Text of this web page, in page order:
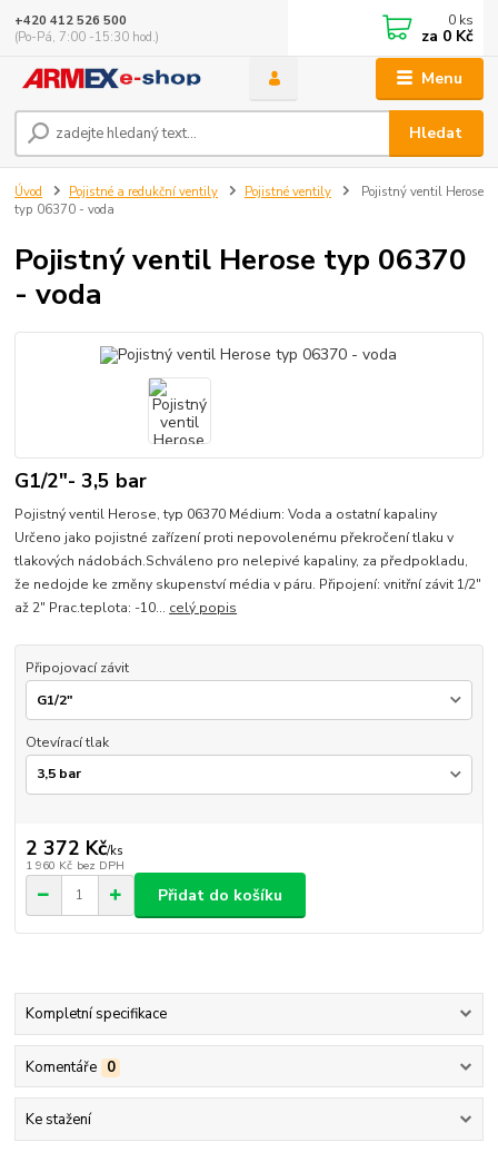
Menu
Hledat
+420 412 526 500
(Po-Pá, 7:00 -15:30 hod.)
0 ks
za 0 Kč
Úvod Pojistné a redukční ventily Pojistné ventily
Pojistný ventil Herose
typ 06370 - voda
Pojistný ventil Herose typ 06370
- voda
G1/2"- 3,5 bar
Pojistný ventil Herose, typ 06370 Médium: Voda a ostatní kapaliny
Určeno jako pojistné zařízení proti nepovolenému překročení tlaku v
tlakových nádobách.Schváleno pro nelepivé kapaliny, za předpokladu,
že nedojde ke změny skupenství média v páru. Připojení: vnitřní závit 1/2"
až 2" Prac.teplota: -10... celý popis
Připojovací závit
Otevírací tlak
2 372 Kč/ks
1 960 Kč bez DPH
Přidat do košíku
Kompletní specifikace
Komentáře 0
Ke stažení